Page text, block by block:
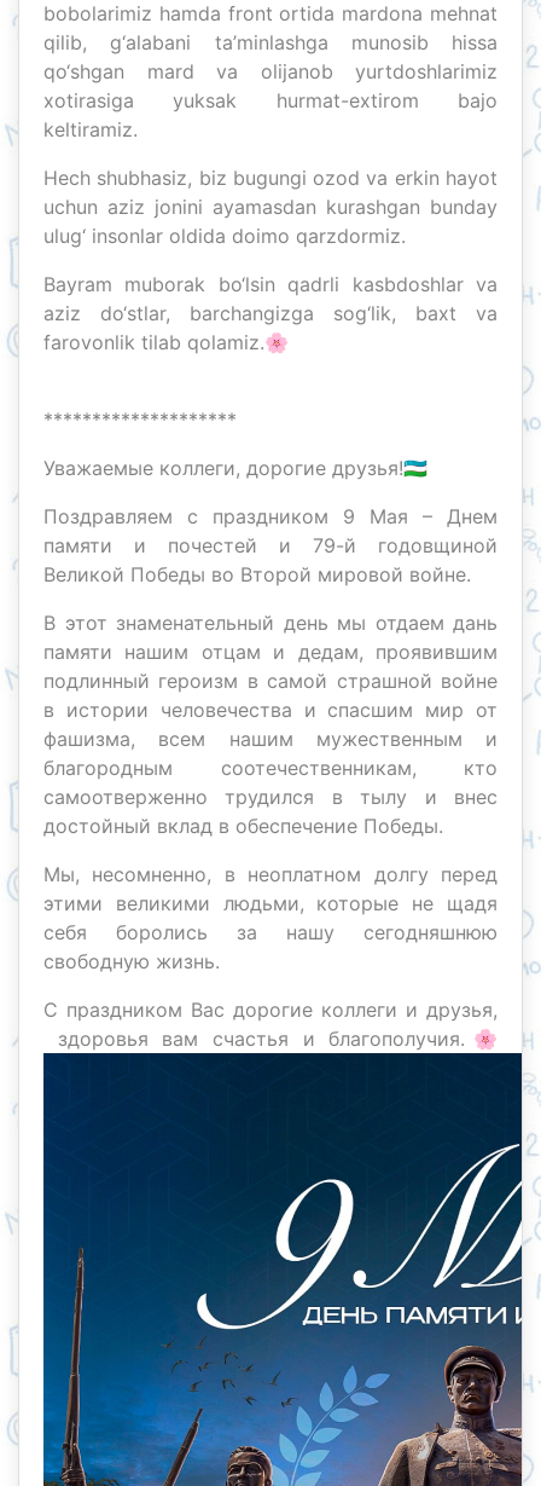
bobolarimiz hamda front ortida mardona mehnat
qilib, g‘alabani ta’minlashga munosib hissa
qo‘shgan mard va olijanob yurtdoshlarimiz
xotirasiga yuksak hurmat-extirom bajo
keltiramiz.
Hech shubhasiz, biz bugungi ozod va erkin hayot
uchun aziz jonini ayamasdan kurashgan bunday
ulug‘ insonlar oldida doimo qarzdormiz.
Bayram muborak bo‘lsin qadrli kasbdoshlar va
aziz do‘stlar, barchangizga sog‘lik, baxt va
farovonlik tilab qolamiz.🌸
********************
Уважаемые коллеги, дорогие друзья!🇺🇿
Поздравляем с праздником 9 Мая – Днем
памяти и почестей и 79-й годовщиной
Великой Победы во Второй мировой войне.
В этот знаменательный день мы отдаем дань
памяти нашим отцам и дедам, проявившим
подлинный героизм в самой страшной войне
в истории человечества и спасшим мир от
фашизма, всем нашим мужественным и
благородным соотечественникам, кто
самоотверженно трудился в тылу и внес
достойный вклад в обеспечение Победы.
Мы, несомненно, в неоплатном долгу перед
этими великими людьми, которые не щадя
себя боролись за нашу сегодняшнюю
свободную жизнь.
С праздником Вас дорогие коллеги и друзья,
здоровья вам счастья и благополучия.🌸